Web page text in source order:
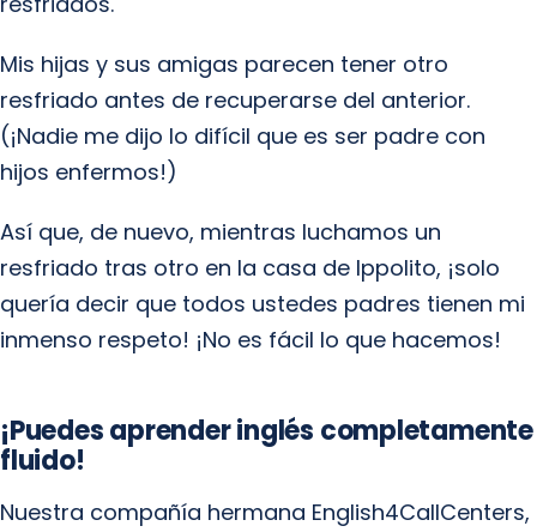
Mis hijas y sus amigas parecen tener otro
resfriado antes de recuperarse del anterior.
(¡Nadie me dijo lo difícil que es ser padre con
hijos enfermos!)
Así que, de nuevo, mientras luchamos un
resfriado tras otro en la casa de Ippolito, ¡solo
quería decir que todos ustedes padres tienen mi
inmenso respeto! ¡No es fácil lo que hacemos!
¡Puedes aprender inglés completamente
fluido!
Nuestra compañía hermana English4CallCenters,